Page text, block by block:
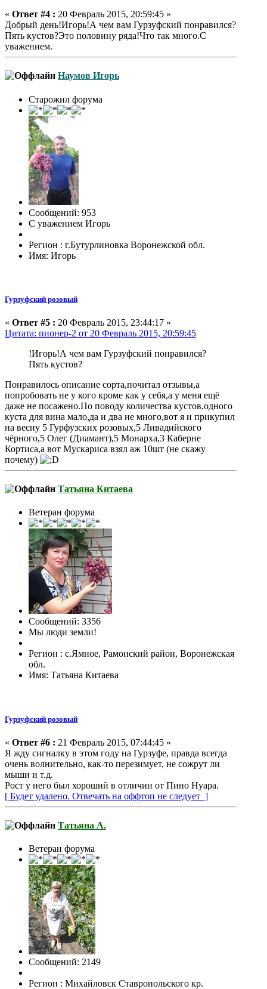
« Ответ #4 : 20 Февраль 2015, 20:59:45 »
Добрый день!Игорь!А чем вам Гурзуфский понравился?
Пять кустов?Это половину ряда!Что так много.С
уважением.
Наумов Игорь
Старожил форума
Сообщений: 953
С уважением Игорь
Регион : г.Бутурлиновка Воронежской обл.
Имя: Игорь
Гурзуфский розовый
« Ответ #5 : 20 Февраль 2015, 23:44:17 »
Цитата: пионер-2 от 20 Февраль 2015, 20:59:45
!Игорь!А чем вам Гурзуфский понравился?
Пять кустов?
Понравилось описание сорта,почитал отзывы,а
попробовать не у кого кроме как у себя,а у меня ещё
даже не посажено.По поводу количества кустов,одного
куста для вина мало,да и два не много,вот я и прикупил
на весну 5 Гурфузских розовых,5 Ливадийского
чёрного,5 Олег (Диамант),5 Монарха,3 Каберне
Кортиса,а вот Мускариса взял аж 10шт (не скажу
почему)
Татьяна Китаева
Ветеран форума
Сообщений: 3356
Мы люди земли!
Регион : с.Ямное, Рамонский район, Воронежская
обл.
Имя: Татьяна Китаева
Гурзуфский розовый
« Ответ #6 : 21 Февраль 2015, 07:44:45 »
Я жду сигналку в этом году на Гурзуфе, правда всегда
очень волнительно, как-то перезимует, не сожрут ли
мыши и т.д.
Рост у него был хороший в отличии от Пино Нуара.
[ Будет удалено. Отвечать на оффтоп не следует ]
Татьяна А.
Ветеран форума
Сообщений: 2149
Регион : Михайловск Ставропольского кр.